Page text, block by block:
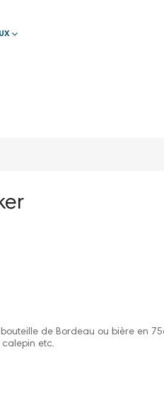
de Bordeau ou bière en
etc.